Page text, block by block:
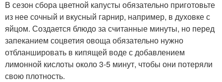
В сезон сбора цветной капусты обязательно приготовьте
из нее сочный и вкусный гарнир, например, в духовке с
яйцом. Создается блюдо за считанные минуты, но перед
запеканием соцветия овоща обязательно нужно
отбланшировать в кипящей воде с добавлением
лимонной кислоты около 3-5 минут, чтобы они потеряли
свою плотность.